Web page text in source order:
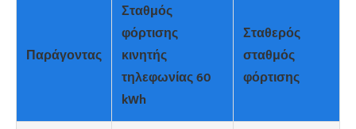
Παράγοντας
Σταθμός
φόρτισης
κινητής
τηλεφωνίας 60
kWh
Σταθερός
σταθμός
φόρτισης